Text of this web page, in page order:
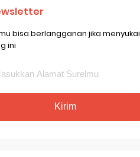
bisa berlangganan jika menyukai
ini